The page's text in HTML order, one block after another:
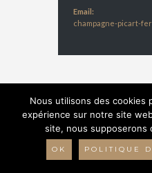
Email:
champagne-picart-
© 2016 Champagne
Bulles 2 com -
Nous utilisons des cookies
expérience sur notre site
site, nous supposerons
OK POLITIQUE